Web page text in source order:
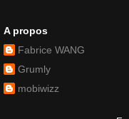
A propos
Fabrice WANG
Grumly
mobiwizz